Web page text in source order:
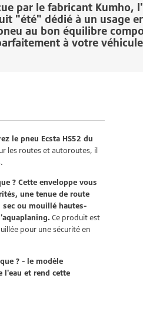
par le fabricant Kumho,
"été" dédié à un usage
au bon équilibre
à votre
le pneu Ecsta HS52 du
les routes et autoroutes, il
? Cette enveloppe vous
une tenue de route
ou mouillé hautes-
Ce produit est
pour une sécurité en
? - le modèle
l'eau et rend cette